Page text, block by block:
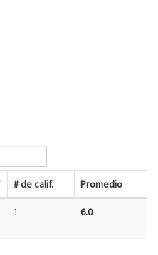
# de calif. Promedio
1 6.0